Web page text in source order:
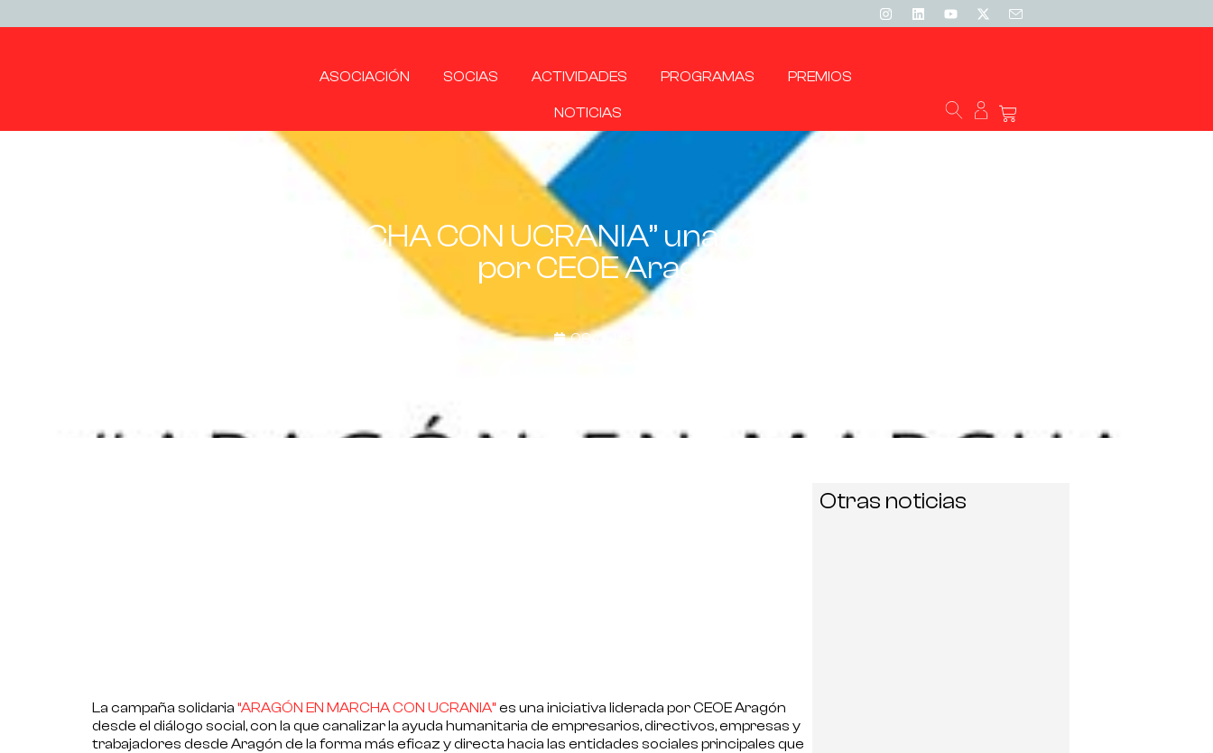
ASOCIACIÓN SOCIAS ACTIVIDADES PROGRAMAS PREMIOS
NOTICIAS
“ARAGÓN EN MARCHA CON UCRANIA” una campaña solidaria liderada
por CEOE Aragón
09/04/2022
La campaña solidaria “ARAGÓN EN MARCHA CON UCRANIA”es una iniciativa liderada porCEOE Aragón
desde el diálogo social, con la que canalizar la ayuda humanitaria de empresarios, directivos, empresas y
trabajadores desde Aragón de la forma más eficaz y directa hacia las entidades sociales principales que
Otras noticias